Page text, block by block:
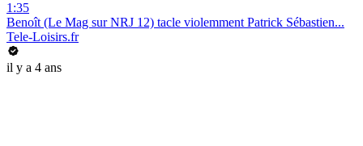
1:35
Benoît (Le Mag sur NRJ 12) tacle violemment Patrick Sébastien...
Tele-Loisirs.fr
il y a 4 ans